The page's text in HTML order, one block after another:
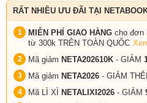
RẤT NHIỀU ƯU ĐÃI TẠI
MIỄN PHÍ GIAO HÀNG cho đơn
từ 300k TRÊN TOÀN QUỐC
Mã giảm NETA202610K - GIẢM
Mã giảm NETA2026 - GIẢM
Mã LÌ XÌ NETALIXI2026 - GIẢM